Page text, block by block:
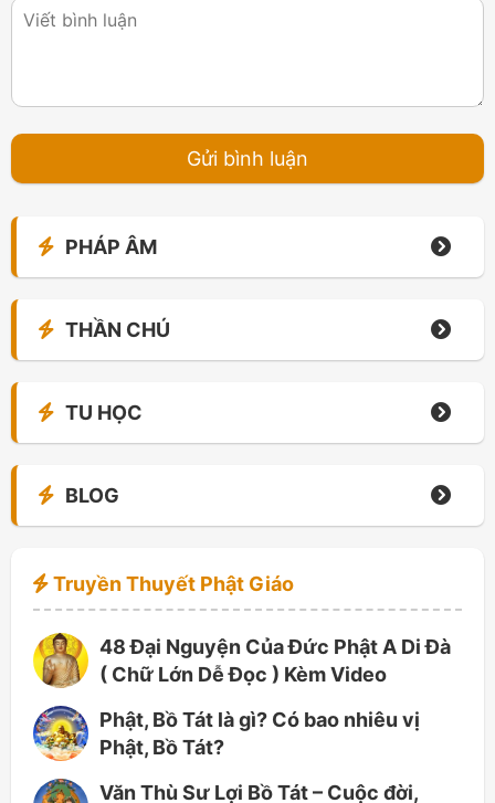
PHÁP ÂM
THẦN CHÚ
TU HỌC
BLOG
Truyền Thuyết Phật Giáo
48 Đại Nguyện Của Đức Phật A Di Đà
( Chữ Lớn Dễ Đọc ) Kèm Video
Phật, Bồ Tát là gì? Có bao nhiêu vị
Phật, Bồ Tát?
Văn Thù Sư Lợi Bồ Tát – Cuộc đời,